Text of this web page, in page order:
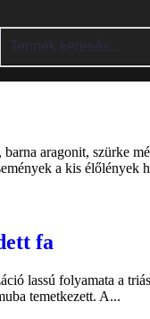
aragonit, szürke
a kis élőlények
fa
lassú folyamata a
temetkezett. A...